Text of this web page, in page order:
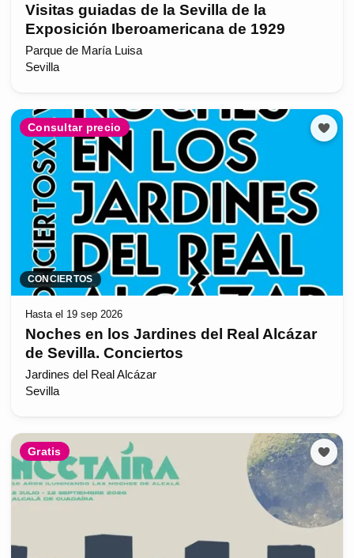
Visitas guiadas de la Sevilla de la
Exposición Iberoamericana de 1929
Parque de María Luisa
Sevilla
Consultar precio
CONCIERTOS
Hasta el 19 sep 2026
Noches en los Jardines del Real Alcázar
de Sevilla. Conciertos
Jardines del Real Alcázar
Sevilla
Gratis